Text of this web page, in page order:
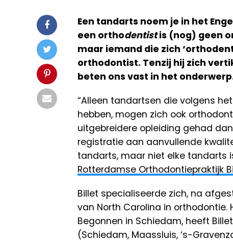
Een tandarts noem je in het
een orthodentistis (nog) geen
maar iemand die zich
orthodontist. Tenzij hij zich
beten ons vast in het
“Alleen tandartsen die volgens
hebben, mogen zich ook
uitgebreidere opleiding gehad
registratie aan aanvullende
tandarts, maar niet elke tandarts
Rotterdamse Orthodontiepraktijk
Billet specialiseerde zich, na
van North Carolina in orthodontie.
Begonnen in Schiedam, heeft
(Schiedam, Maassluis, ‘s-